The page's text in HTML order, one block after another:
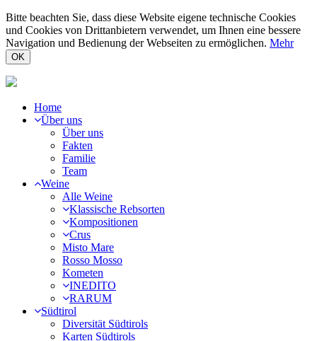
Bitte beachten Sie, dass diese Website eigene technische Cookies
und Cookies von Drittanbietern verwendet, um Ihnen eine bessere
Navigation und Bedienung der Webseiten zu ermöglichen. Mehr
OK
Home
Über uns
Über uns
Fakten
Familie
Team
Weine
Alle Weine
Klassische Rebsorten
Kompositionen
Crus
Misto Mare
Rosso Mosso
Kometen
INEDITO
RARUM
Südtirol
Diversität Südtirols
Karten Südtirols